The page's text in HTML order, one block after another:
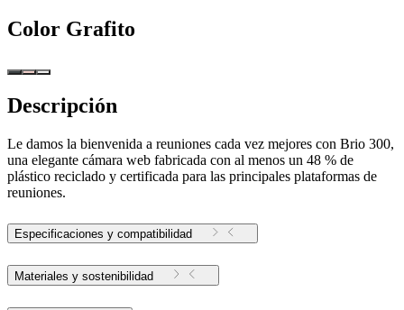
Color Grafito
Descripción
Le damos la bienvenida a reuniones cada vez mejores con Brio 300,
una elegante cámara web fabricada con al menos un 48 % de
plástico reciclado y certificada para las principales plataformas de
reuniones.
Especificaciones y compatibilidad
Materiales y sostenibilidad